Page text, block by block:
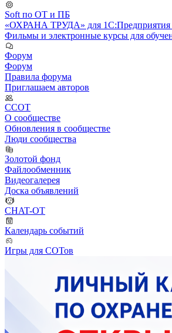
Soft по ОТ и ПБ
«ОХРАНА ТРУДА» для 1С:Предприятия
Фильмы и электронные курсы для
Форум
Форум
Правила форума
Приглашаем авторов
ССОТ
О сообществе
Обновления в сообществе
Люди сообщества
Золотой фонд
Файлообменник
Видеогалерея
Доска объявлений
CHAT-OT
Календарь событий
Игры для СОТов